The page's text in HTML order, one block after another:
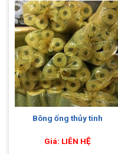
Bông ống thủy tinh
Giá: LIÊN HỆ